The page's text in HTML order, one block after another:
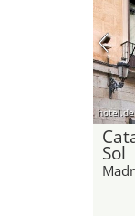
hotel.de
Sol